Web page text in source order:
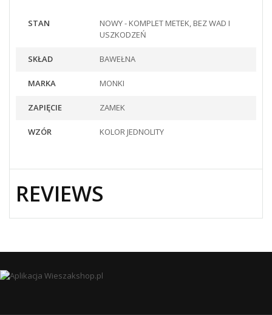
STAN
NOWY - KOMPLET METEK, BEZ WAD I
USZKODZEŃ
SKŁAD BAWEŁNA
MARKA MONKI
ZAPIĘCIE ZAMEK
WZÓR KOLOR JEDNOLITY
REVIEWS